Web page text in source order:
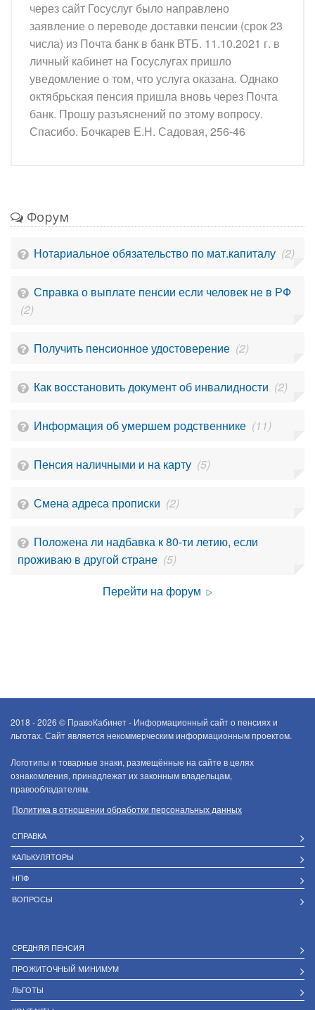
через сайт Госуслуг было направлено
заявление о переводе доставки пенсии (срок 23
числа) из Почта банк в банк ВТБ. 11.10.2021 г. в
личный кабинет на Госуслугах пришло
уведомление о том, что услуга оказана. Однако
октябрьская пенсия пришла вновь через Почта
банк. Прошу разъяснений по этому вопросу.
Спасибо. Бочкарев Е.Н. Садовая, 256-46
Форум
Нотариальное обязательство по мат.капиталу (2)
Справка о выплате пенсии если человек не в РФ
(2)
Получить пенсионное удостоверение (2)
Как восстановить документ об инвалидности (2)
Информация об умершем родственнике (11)
Пенсия наличными и на карту (5)
Смена адреса прописки (2)
Положена ли надбавка к 80-ти летию, если
проживаю в другой стране (5)
Перейти на форум
2018 - 2026 © ПравоКабинет - Информационный сайт о пенсиях и
льготах. Сайт является некоммерческим информационным проектом.
Логотипы и товарные знаки, размещённые на сайте в целях
ознакомления, принадлежат их законным владельцам,
правообладателям.
Политика в отношении обработки персональных данных
СПРАВКА
КАЛЬКУЛЯТОРЫ
НПФ
ВОПРОСЫ
СРЕДНЯЯ ПЕНСИЯ
ПРОЖИТОЧНЫЙ МИНИМУМ
ЛЬГОТЫ